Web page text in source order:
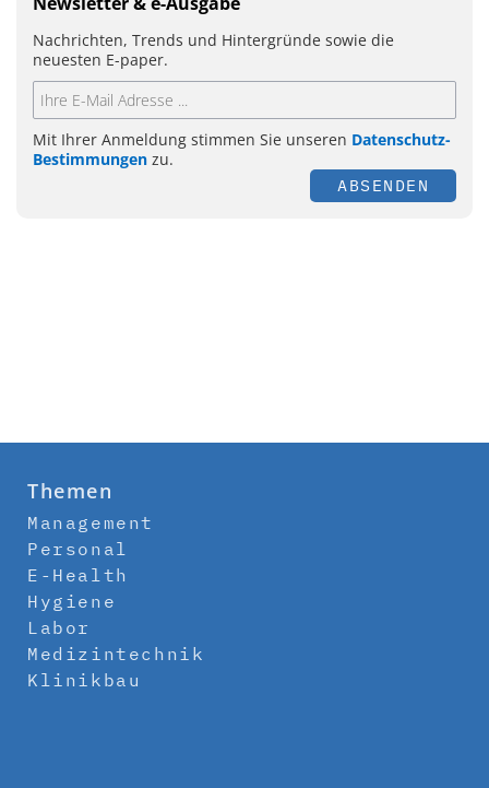
Nachrichten, Trends und Hintergründe sowie die
neuesten E-paper.
Mit Ihrer Anmeldung stimmen Sie unseren Datenschutz-
Bestimmungen zu.
ABSENDEN
Themen
Management
Personal
E-Health
Hygiene
Labor
Medizintechnik
Klinikbau